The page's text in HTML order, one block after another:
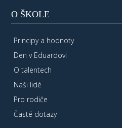
O ŠKOLE
Principy a hodnoty
Den v Eduardovi
O talentech
Naši lidé
Pro rodiče
Časté dotazy